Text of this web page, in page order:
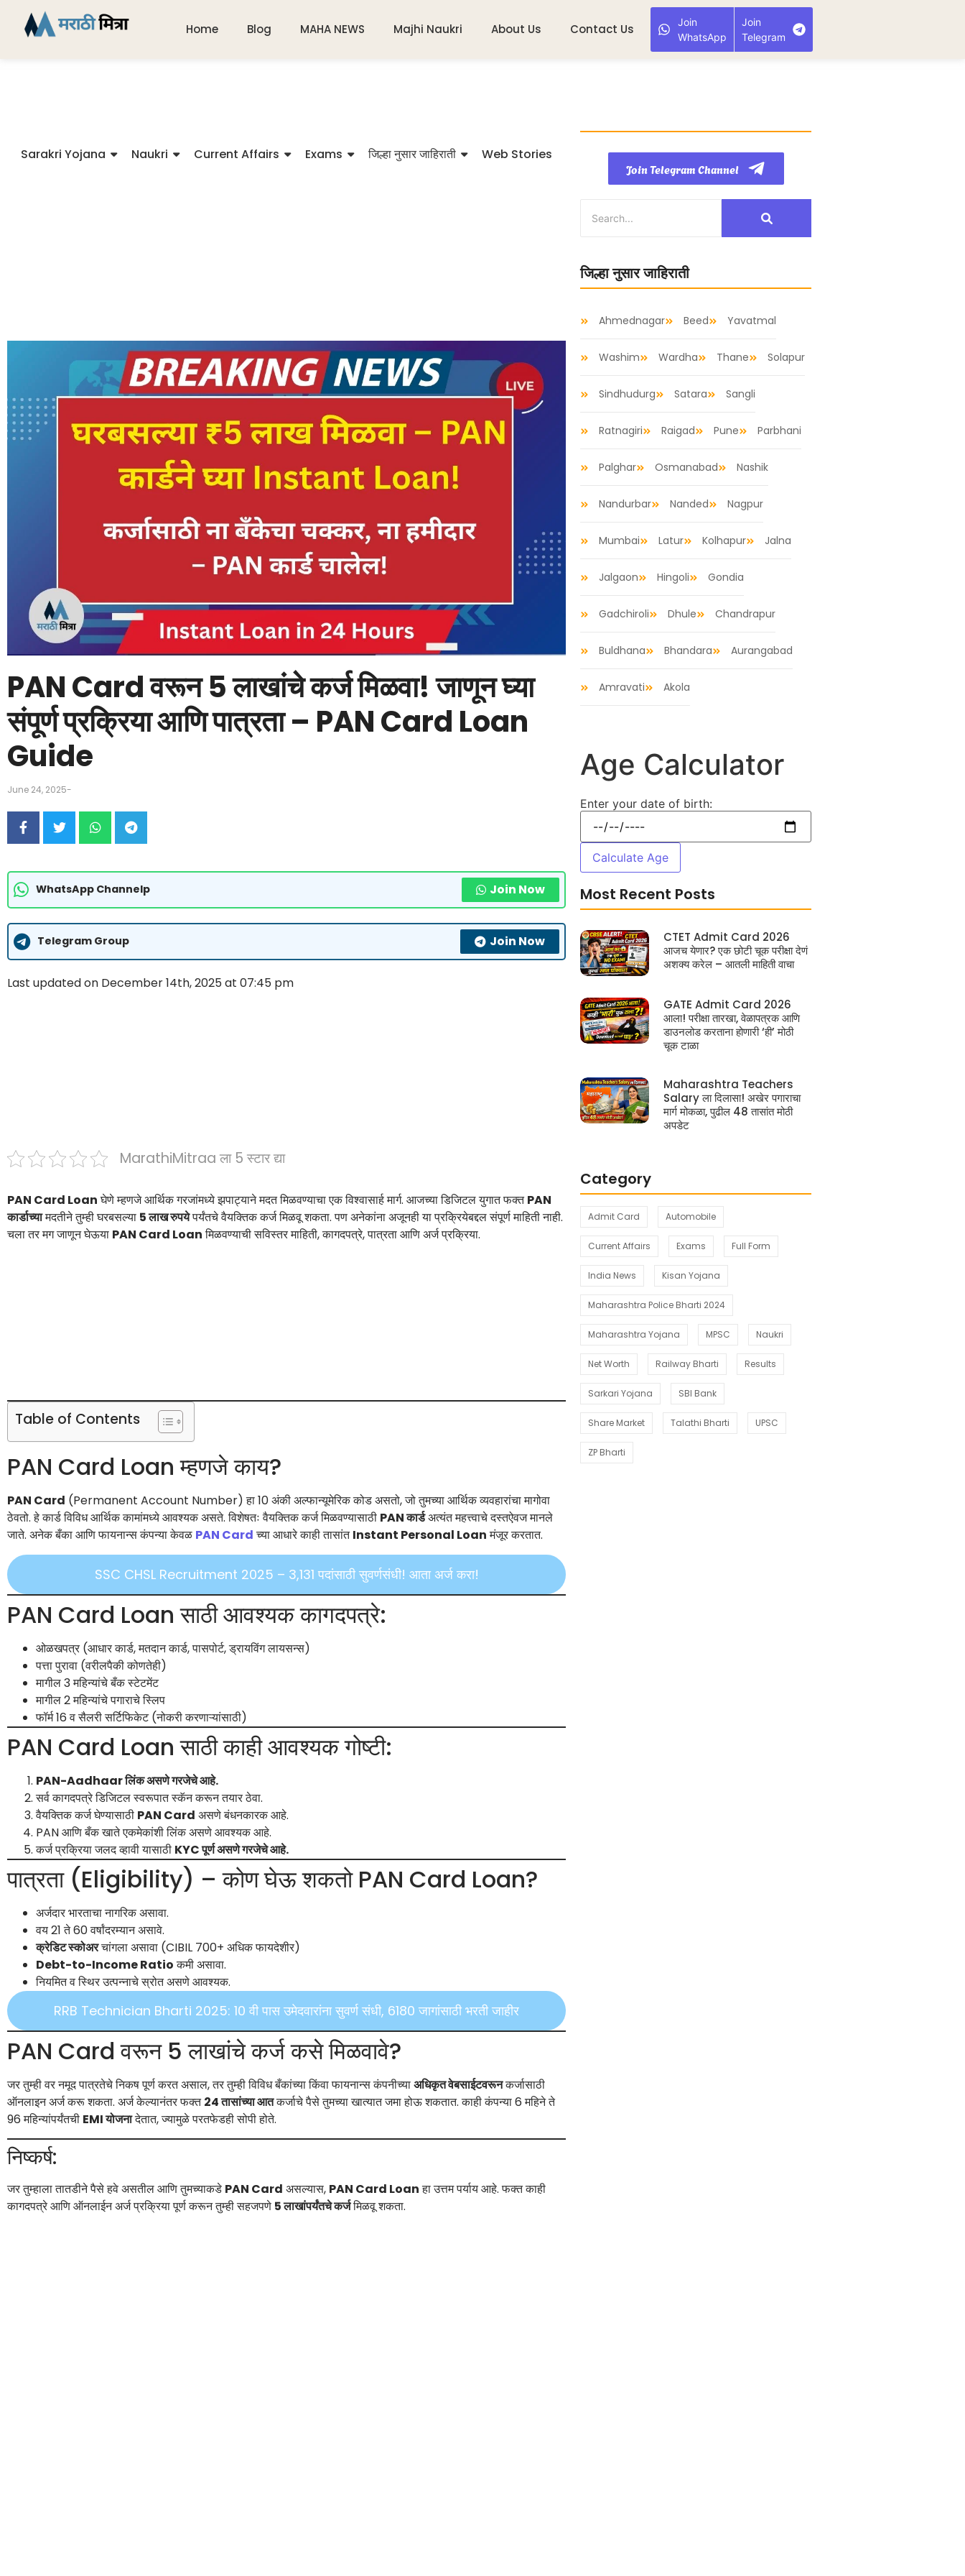
Home Blog MAHA NEWS Majhi Naukri About Us Contact Us
Join
WhatsApp
Join
Telegram
Sarakri Yojana Naukri Current Affairs Exams जिल्हा नुसार जाहिराती Web Stories
PAN Card वरून 5 लाखांचे कर्ज मिळवा! जाणून घ्या
संपूर्ण प्रक्रिया आणि पात्रता – PAN Card Loan
Guide
June 24, 2025-
WhatsApp Channelp Join Now
Telegram Group Join Now
Last updated on December 14th, 2025 at 07:45 pm
MarathiMitraa ला 5 स्टार द्या
PAN Card Loanघेणे म्हणजे आर्थिक गरजांमध्ये झपाट्याने मदत मिळवण्याचा एक विश्वासार्ह मार्ग. आजच्या डिजिटल युगात फक्तPAN
कार्डाच्यामदतीने तुम्ही घरबसल्या 5 लाख रुपयेपर्यंतचे वैयक्तिक कर्ज मिळवू शकता. पण अनेकांना अजूनही या प्रक्रियेबद्दल संपूर्ण माहिती नाही.
चला तर मग जाणून घेऊया PAN Card Loanमिळवण्याची सविस्तर माहिती, कागदपत्रे, पात्रता आणि अर्ज प्रक्रिया.
Table of Contents
PAN Card Loan म्हणजे काय?
PAN Card (Permanent Account Number) हा 10 अंकी अल्फान्यूमेरिक कोड असतो, जो तुमच्या आर्थिक व्यवहारांचा मागोवा
ठेवतो. हे कार्ड विविध आर्थिक कामांमध्ये आवश्यक असते. विशेषतः वैयक्तिक कर्ज मिळवण्यासाठी PAN कार्डअत्यंत महत्त्वाचे दस्तऐवज मानले
जाते. अनेक बँका आणि फायनान्स कंपन्या केवळ PAN Cardच्या आधारे काही तासांतInstant Personal Loanमंजूर करतात.
SSC CHSL Recruitment 2025 – 3,131 पदांसाठी सुवर्णसंधी! आता अर्ज करा!
PAN Card Loan साठी आवश्यक कागदपत्रे:
ओळखपत्र (आधार कार्ड, मतदान कार्ड, पासपोर्ट, ड्रायविंग लायसन्स)
पत्ता पुरावा (वरीलपैकी कोणतेही)
मागील 3 महिन्यांचे बँक स्टेटमेंट
मागील 2 महिन्यांचे पगाराचे स्लिप
फॉर्म 16 व सैलरी सर्टिफिकेट (नोकरी करणाऱ्यांसाठी)
PAN Card Loan साठी काही आवश्यक गोष्टी:
PAN-Aadhaar लिंक असणे गरजेचे आहे.
सर्व कागदपत्रे डिजिटल स्वरूपात स्कॅन करून तयार ठेवा.
वैयक्तिक कर्ज घेण्यासाठी PAN Card असणे बंधनकारक आहे.
PAN आणि बँक खाते एकमेकांशी लिंक असणे आवश्यक आहे.
कर्ज प्रक्रिया जलद व्हावी यासाठी KYC पूर्ण असणे गरजेचे आहे.
पात्रता (Eligibility) – कोण घेऊ शकतो PAN Card Loan?
अर्जदार भारताचा नागरिक असावा.
वय 21 ते 60 वर्षांदरम्यान असावे.
क्रेडिट स्कोअरचांगला असावा (CIBIL 700+ अधिक फायदेशीर)
Debt-to-Income Ratioकमी असावा.
नियमित व स्थिर उत्पन्नाचे स्रोत असणे आवश्यक.
RRB Technician Bharti 2025: 10 वी पास उमेदवारांना सुवर्ण संधी, 6180 जागांसाठी भरती जाहीर
PAN Card वरून 5 लाखांचे कर्ज कसे मिळवावे?
जर तुम्ही वर नमूद पात्रतेचे निकष पूर्ण करत असाल, तर तुम्ही विविध बँकांच्या किंवा फायनान्स कंपनीच्याअधिकृत वेबसाईटवरूनकर्जासाठी
ऑनलाइन अर्ज करू शकता. अर्ज केल्यानंतर फक्त24 तासांच्या आतकर्जाचे पैसे तुमच्या खात्यात जमा होऊ शकतात. काही कंपन्या 6 महिने ते
96 महिन्यांपर्यंतची EMI योजनादेतात, ज्यामुळे परतफेडही सोपी होते.
निष्कर्ष:
जर तुम्हाला तातडीने पैसे हवे असतील आणि तुमच्याकडे PAN Card असल्यास, PAN Card Loanहा उत्तम पर्याय आहे. फक्त काही
कागदपत्रे आणि ऑनलाईन अर्ज प्रक्रिया पूर्ण करून तुम्ही सहजपणे 5 लाखांपर्यंतचे कर्जमिळवू शकता.
Join Telegram Channel
जिल्हा नुसार जाहिराती
Ahmednagar Beed Yavatmal
Washim Wardha Thane Solapur
Sindhudurg Satara Sangli
Ratnagiri Raigad Pune Parbhani
Palghar Osmanabad Nashik
Nandurbar Nanded Nagpur
Mumbai Latur Kolhapur Jalna
Jalgaon Hingoli Gondia
Gadchiroli Dhule Chandrapur
Buldhana Bhandara Aurangabad
Amravati Akola
Age Calculator
Enter your date of birth:
Calculate Age
Most Recent Posts
CTET Admit Card 2026
आजच येणार? एक छोटी चूक परीक्षा देणं
अशक्य करेल – आतली माहिती वाचा
GATE Admit Card 2026
आला! परीक्षा तारखा, वेळापत्रक आणि
डाउनलोड करताना होणारी ‘ही’ मोठी
चूक टाळा
Maharashtra Teachers
Salary ला दिलासा! अखेर पगाराचा
मार्ग मोकळा, पुढील 48 तासांत मोठी
अपडेट
Category
Admit Card Automobile
Current Affairs Exams Full Form
India News Kisan Yojana
Maharashtra Police Bharti 2024
Maharashtra Yojana MPSC Naukri
Net Worth Railway Bharti Results
Sarkari Yojana SBI Bank
Share Market Talathi Bharti UPSC
ZP Bharti